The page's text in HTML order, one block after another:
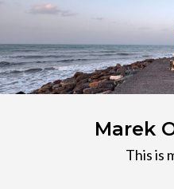
Przejdź
treści
Marek
This is